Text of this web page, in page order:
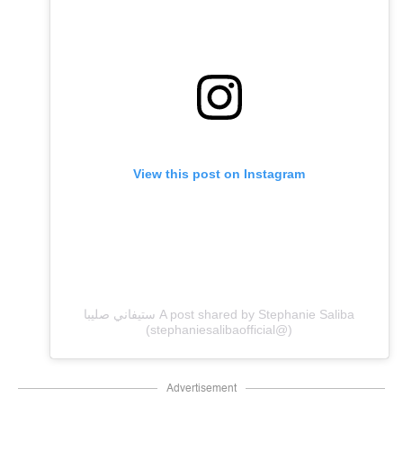
View this post on Instagram
A post shared by Stephanie Saliba ستيفاني صليبا
(@stephaniesalibaofficial)
Advertisement